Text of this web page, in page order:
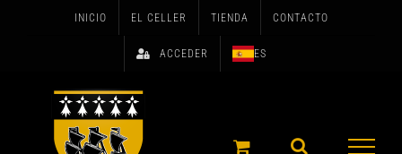
INICIO EL CELLER TIENDA CONTACTO
ACCEDER ES